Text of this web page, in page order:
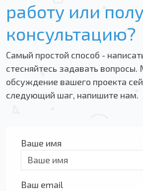
работу или
консультацию?
Самый простой способ -
стесняйтесь задавать
обсуждение вашего проекта
следующий шаг, напишите нам.
Ваше имя
Ваш email